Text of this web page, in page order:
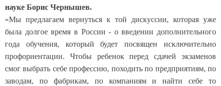
науке Борис Чернышев.
«Мы предлагаем вернуться к той дискуссии, которая уже
была долгое время в России - о введении дополнительного
года обучения, который будет посвящен исключительно
профориентации. Чтобы ребенок перед сдачей экзаменов
смог выбрать себе профессию, походить по предприятиям, по
заводам, по фабрикам, по компаниям и найти себе то